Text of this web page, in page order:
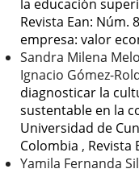
la educación
Revista Ean: Núm.
empresa: valor
Sandra Milena
Ignacio Gómez-
diagnosticar la
sustentable en la
Universidad de
Colombia , Revista
Yamila Fernanda